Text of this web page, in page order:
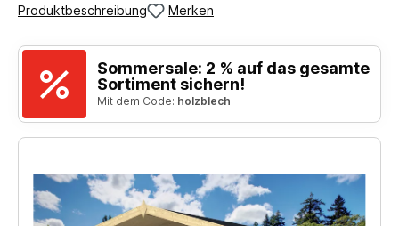
Produktbeschreibung
Merken
Sommersale: 2 % auf das gesamte
Sortiment sichern!
Mit dem Code: holzblech